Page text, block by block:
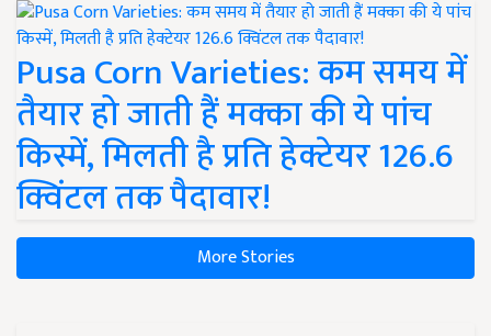
Pusa Corn Varieties: कम समय में
तैयार हो जाती हैं मक्का की ये पांच
किस्में, मिलती है प्रति हेक्टेयर 126.6
क्विंटल तक पैदावार!
More Stories